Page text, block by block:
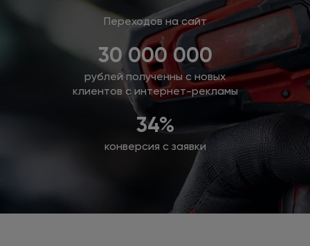
Переходов на сайт
30 000 000
рублей полученны с новых
клиентов с интернет-рекламы
34%
конверсия с заявки